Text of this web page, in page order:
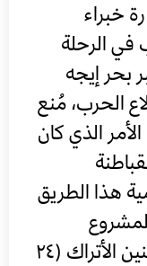
خبراء
في الرحلة
بحر إيجه
الحرب، مُنع
الذي كان
هذا الطريق
تضاعف عدد الاعتقالات للمواطنين الأتراك (٢٤